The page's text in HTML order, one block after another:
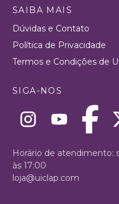
SAIBA MAIS
Dúvidas e Contato
Política de Privacidade
Termos e Condições de
SIGA-NOS
Horário de atendimento:
às 17:00
loja@uiclap.com